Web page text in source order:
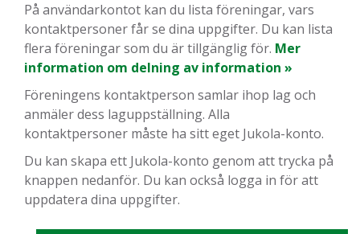
På användarkontot kan du lista föreningar, vars
kontaktpersoner får se dina uppgifter. Du kan lista
flera föreningar som du är tillgänglig för. Mer
information om delning av information »
Föreningens kontaktperson samlar ihop lag och
anmäler dess laguppställning. Alla
kontaktpersoner måste ha sitt eget Jukola-konto.
Du kan skapa ett Jukola-konto genom att trycka på
knappen nedanför. Du kan också logga in för att
uppdatera dina uppgifter.